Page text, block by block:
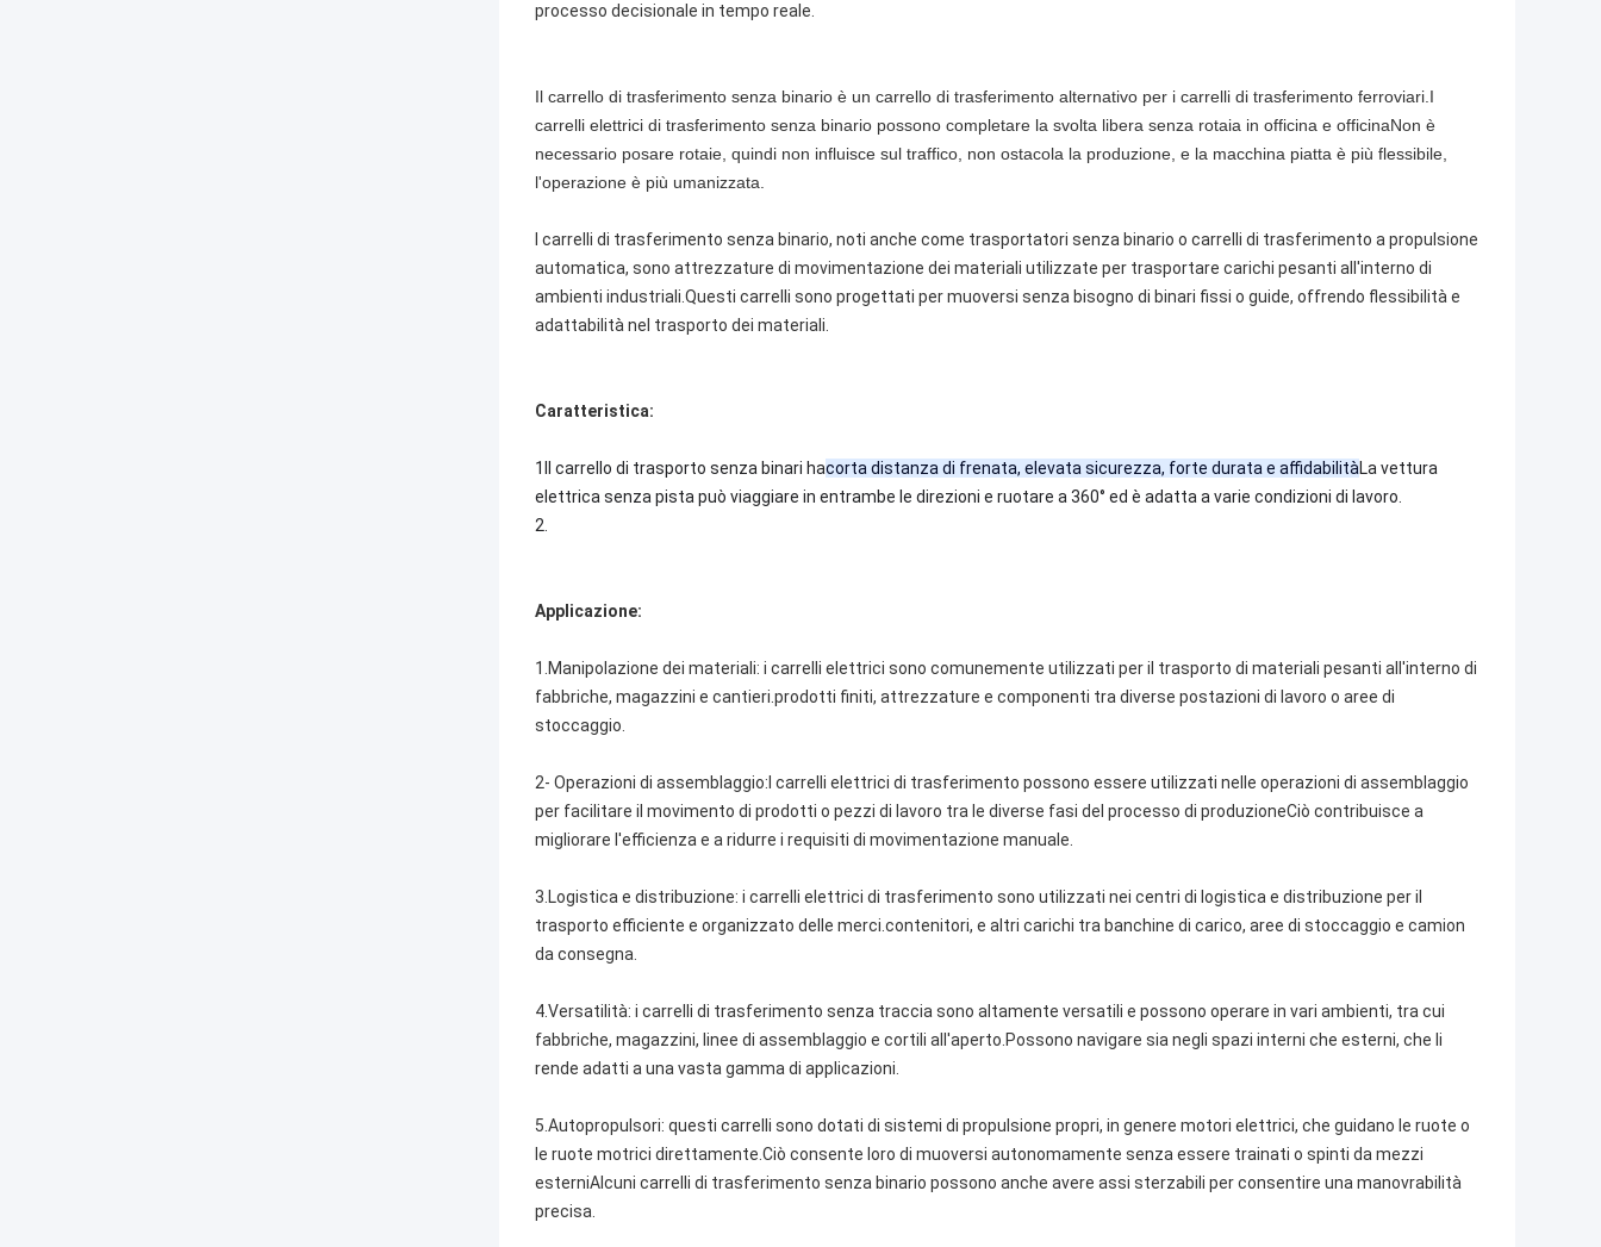
processo decisionale in tempo reale.
Il carrello di trasferimento senza binario è un carrello di trasferimento alternativo per i carrelli di trasferimento ferroviari.I
carrelli elettrici di trasferimento senza binario possono completare la svolta libera senza rotaia in officina e officinaNon è
necessario posare rotaie, quindi non influisce sul traffico, non ostacola la produzione, e la macchina piatta è più flessibile,
l'operazione è più umanizzata.
I carrelli di trasferimento senza binario, noti anche come trasportatori senza binario o carrelli di trasferimento a propulsione
automatica, sono attrezzature di movimentazione dei materiali utilizzate per trasportare carichi pesanti all'interno di
ambienti industriali.Questi carrelli sono progettati per muoversi senza bisogno di binari fissi o guide, offrendo flessibilità e
adattabilità nel trasporto dei materiali.
Caratteristica:
1Il carrello di trasporto senza binari hacorta distanza di frenata, elevata sicurezza, forte durata e affidabilitàLa vettura
elettrica senza pista può viaggiare in entrambe le direzioni e ruotare a 360° ed è adatta a varie condizioni di lavoro.
2.
Applicazione:
1.Manipolazione dei materiali: i carrelli elettrici sono comunemente utilizzati per il trasporto di materiali pesanti all'interno di
fabbriche, magazzini e cantieri.prodotti finiti, attrezzature e componenti tra diverse postazioni di lavoro o aree di
stoccaggio.
2- Operazioni di assemblaggio:I carrelli elettrici di trasferimento possono essere utilizzati nelle operazioni di assemblaggio
per facilitare il movimento di prodotti o pezzi di lavoro tra le diverse fasi del processo di produzioneCiò contribuisce a
migliorare l'efficienza e a ridurre i requisiti di movimentazione manuale.
3.Logistica e distribuzione: i carrelli elettrici di trasferimento sono utilizzati nei centri di logistica e distribuzione per il
trasporto efficiente e organizzato delle merci.contenitori, e altri carichi tra banchine di carico, aree di stoccaggio e camion
da consegna.
4.Versatilità: i carrelli di trasferimento senza traccia sono altamente versatili e possono operare in vari ambienti, tra cui
fabbriche, magazzini, linee di assemblaggio e cortili all'aperto.Possono navigare sia negli spazi interni che esterni, che li
rende adatti a una vasta gamma di applicazioni.
5.Autopropulsori: questi carrelli sono dotati di sistemi di propulsione propri, in genere motori elettrici, che guidano le ruote o
le ruote motrici direttamente.Ciò consente loro di muoversi autonomamente senza essere trainati o spinti da mezzi
esterniAlcuni carrelli di trasferimento senza binario possono anche avere assi sterzabili per consentire una manovrabilità
precisa.